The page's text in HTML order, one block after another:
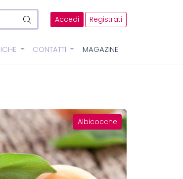
Accedi Registrati
CONTATTI MAGAZINE
Albicocche